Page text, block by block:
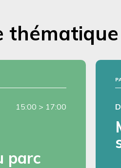
thématique
15:00 > 17:00
parc